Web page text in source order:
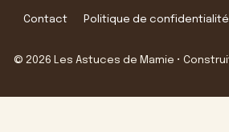
Contact Politique de confidentialité
© 2026 Les Astuces de Mamie •